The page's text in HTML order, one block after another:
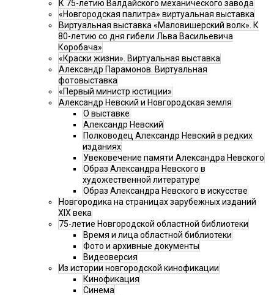
К 75-летию Валдайского механического завода
«Новгородская палитра» виртуальная выставка
Виртуальная выставка «Маловишерский волк». К
80-летию со дня гибели Льва Васильевича
Коробача»
«Краски жизни». Виртуальная выставка
Александр Парамонов. Виртуальная
фотовыставка
«Первый министр юстиции»
Александр Невский и Новгородская земля
О выставке
Александр Невский
Полководец Александр Невский в редких
изданиях
Увековечение памяти Александра Невского
Образ Александра Невского в
художественной литературе
Образ Александра Невского в искусстве
Новгородика на страницах зарубежных изданий
XIX века
75-летие Новгородской областной библиотеки
Время и лица областной библиотеки
Фото и архивные документы
Видеоверсия
Из истории новгородской кинофикации
Кинофикация
Синема